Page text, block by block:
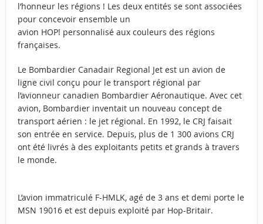
l’honneur les régions ! Les deux entités se sont associées
pour concevoir ensemble un
avion HOP! personnalisé aux couleurs des régions
françaises.
Le Bombardier Canadair Regional Jet est un avion de
ligne civil conçu pour le transport régional par
l’avionneur canadien Bombardier Aéronautique. Avec cet
avion, Bombardier inventait un nouveau concept de
transport aérien : le jet régional. En 1992, le CRJ faisait
son entrée en service. Depuis, plus de 1 300 avions CRJ
ont été livrés à des exploitants petits et grands à travers
le monde.
L’avion immatriculé F-HMLK, agé de 3 ans et demi porte le
MSN 19016 et est depuis exploité par Hop-Britair.